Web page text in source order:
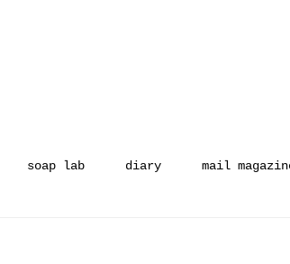
soap lab diary mail